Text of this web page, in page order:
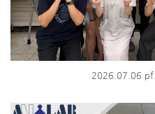
2026.07.06